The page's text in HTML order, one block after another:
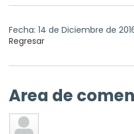
Fecha: 14 de Diciembre de
Regresar
Area de